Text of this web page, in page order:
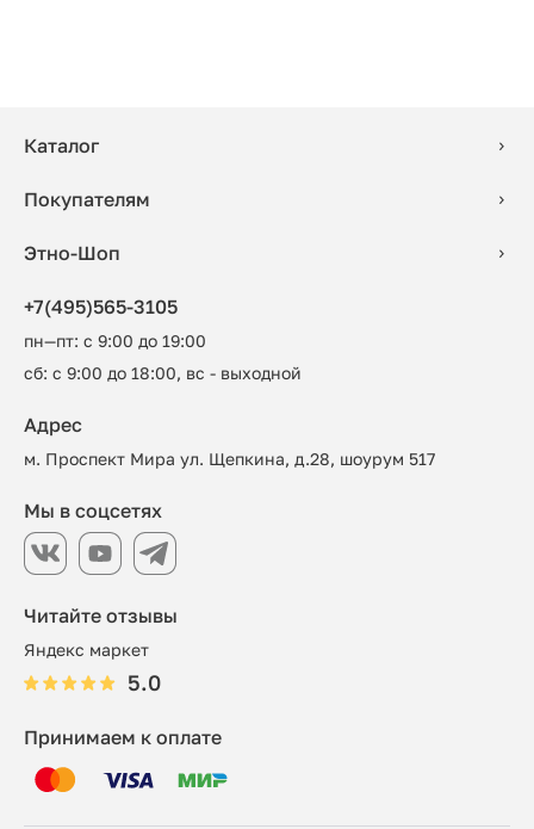
Каталог
Покупателям
Этно-Шоп
+7(495)565-3105
пн—пт: с 9:00 до 19:00
сб: с 9:00 до 18:00, вс - выходной
Читайте отзывы
Яндекс маркет
5.0
Адрес
м. Проспект Мира ул. Щепкина, д.28, шоурум 517
Принимаем к оплате
Мы в соцсетях